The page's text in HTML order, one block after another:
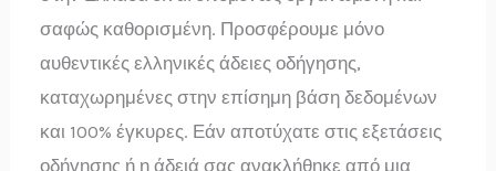
σαφώς καθορισμένη. Προσφέρουμε μόνο
αυθεντικές ελληνικές άδειες οδήγησης,
καταχωρημένες στην επίσημη βάση δεδομένων
και 100% έγκυρες. Εάν αποτύχατε στις εξετάσεις
οδήγησης ή η άδειά σας ανακλήθηκε από μια